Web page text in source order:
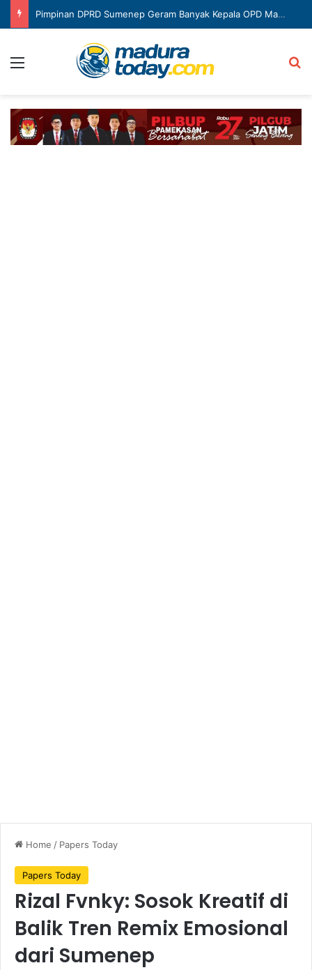
Pimpinan DPRD Sumenep Geram Banyak Kepala OPD Mangkir Rapat
Home / Papers Today
Papers Today
Rizal Fvnky: Sosok Kreatif di
Balik Tren Remix Emosional
dari Sumenep